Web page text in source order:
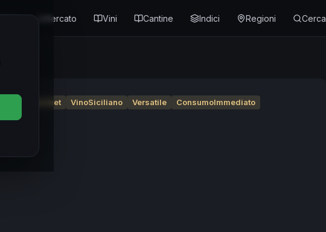
Mercato Vini Cantine Indici Regioni Cerca
Gourmet VinoSiciliano Versatile
ConsumoImmediato